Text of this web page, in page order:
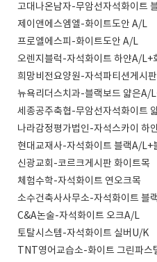
고대나온남자-무암선자석화이트
제이앤에스엠엘-화이트도안 A/L
프로엘에스피-화이트도안 A/L
오렌지블럭-자석화이트 하얀A/L+
희망비전요양원-자석파티션게시
뉴욕리더스치과-블랙보드 얇은A/
세종공주축협-무암선자석화이트
나라감정평가법인-자석스카이 하
현대교재사-자석화이트 블랙A/L+
신광교회-코르크게시판 화이트목
체험수학-자석화이트 연오크목
소수건축사사무소-자석화이트 블
C&A논술-자석화이트 오크A/L
토탈시스템-자석화이트 실버U/K
TNT영어교습소-화이트 그린파스